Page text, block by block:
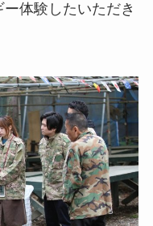
体験したいただき